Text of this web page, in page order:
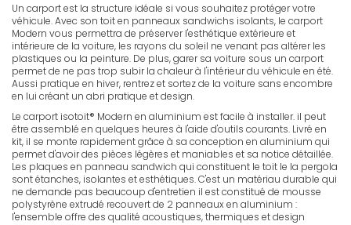
Un carport est la structure idéale si vous souhaitez protéger votre
véhicule. Avec son toit en panneaux sandwichs isolants, le carport
Modern vous permettra de préserver l'esthétique extérieure et
intérieure de la voiture, les rayons du soleil ne venant pas altérer les
plastiques ou la peinture. De plus, garer sa voiture sous un carport
permet de ne pas trop subir la chaleur à l'intérieur du véhicule en été.
Aussi pratique en hiver, rentrez et sortez de la voiture sans encombre
en lui créant un abri pratique et design.
Le carport isotoit® Modern en aluminium est facile à installer. il peut
être assemblé en quelques heures à l'aide d'outils courants. Livré en
kit, il se monte rapidement grâce à sa conception en aluminium qui
permet d'avoir des pièces légères et maniables et sa notice détaillée.
Les plaques en panneau sandwich qui constituent le toit le la pergola
sont étanches, isolantes et esthétiques. C'est un matériau durable qui
ne demande pas beaucoup d'entretien il est constitué de mousse
polystyrène extrudé recouvert de 2 panneaux en aluminium :
l'ensemble offre des qualité acoustiques, thermiques et design